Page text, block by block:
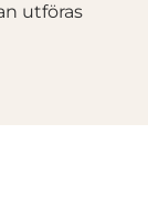
utföras